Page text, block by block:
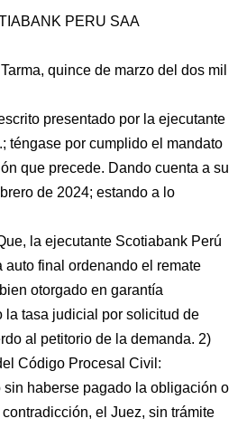
PERU SAA
quince de marzo del dos mil
presentado por la ejecutante
téngase por cumplido el mandato
que precede. Dando cuenta a su
de 2024; estando a lo
la ejecutante Scotiabank Perú
auto final ordenando el remate
otorgado en garantía
la tasa judicial por solicitud de
al petitorio de la demanda. 2)
Código Procesal Civil:
haberse pagado la obligación o
el Juez, sin trámite